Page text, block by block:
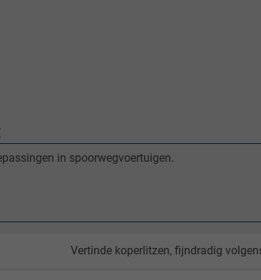
in spoorwegvoertuigen.
Vertinde koperlitzen, fijndradig